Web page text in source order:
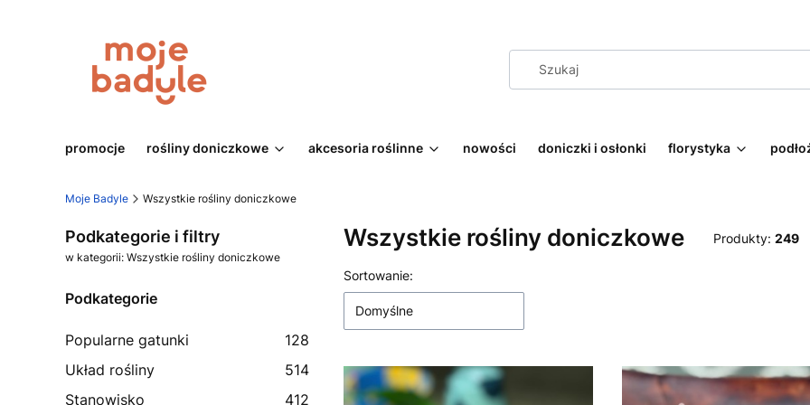
promocje rośliny doniczkowe akcesoria roślinne nowości doniczki i osłonki florystyka
Moje Badyle Wszystkie rośliny doniczkowe
Podkategorie i filtry
w kategorii: Wszystkie rośliny doniczkowe
Podkategorie
Popularne gatunki
128
Układ rośliny
514
Stanowisko
412
Wszystkie rośliny doniczkowe Produkty: 249
Lista produktów
Sortowanie:
Domyślne